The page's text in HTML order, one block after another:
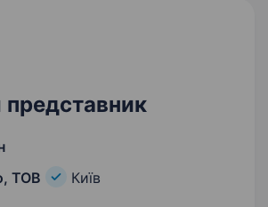
представник
ТОВ
Київ